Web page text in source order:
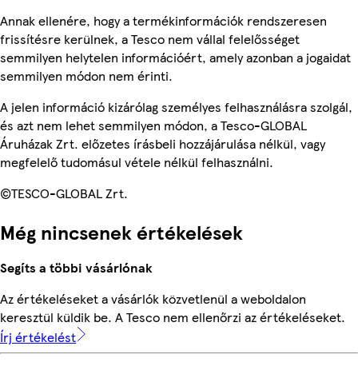
Annak ellenére, hogy a termékinformációk rendszeresen
frissítésre kerülnek, a Tesco nem vállal felelősséget
semmilyen helytelen információért, amely azonban a jogaidat
semmilyen módon nem érinti.
A jelen információ kizárólag személyes felhasználásra szolgál,
és azt nem lehet semmilyen módon, a Tesco-GLOBAL
Áruházak Zrt. előzetes írásbeli hozzájárulása nélkül, vagy
megfelelő tudomásul vétele nélkül felhasználni.
©TESCO-GLOBAL Zrt.
Még nincsenek értékelések
Segíts a többi vásárlónak
Az értékeléseket a vásárlók közvetlenül a weboldalon
keresztül küldik be. A Tesco nem ellenőrzi az értékeléseket.
Írj értékelést